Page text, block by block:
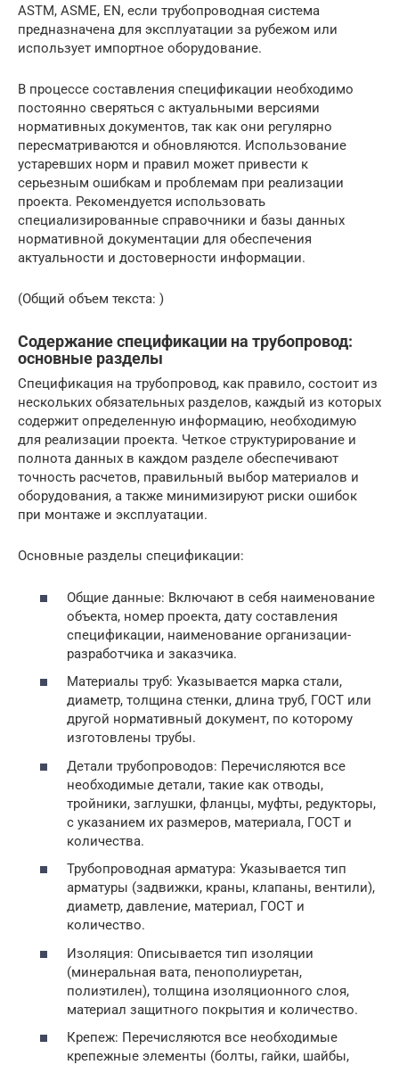
ASTM, ASME, EN, если трубопроводная система
предназначена для эксплуатации за рубежом или
использует импортное оборудование.
В процессе составления спецификации необходимо
постоянно сверяться с актуальными версиями
нормативных документов, так как они регулярно
пересматриваются и обновляются. Использование
устаревших норм и правил может привести к
серьезным ошибкам и проблемам при реализации
проекта. Рекомендуется использовать
специализированные справочники и базы данных
нормативной документации для обеспечения
актуальности и достоверности информации.
(Общий объем текста: )
Содержание спецификации на трубопровод:
основные разделы
Спецификация на трубопровод, как правило, состоит из
нескольких обязательных разделов, каждый из которых
содержит определенную информацию, необходимую
для реализации проекта. Четкое структурирование и
полнота данных в каждом разделе обеспечивают
точность расчетов, правильный выбор материалов и
оборудования, а также минимизируют риски ошибок
при монтаже и эксплуатации.
Основные разделы спецификации:
Общие данные: Включают в себя наименование
объекта, номер проекта, дату составления
спецификации, наименование организации-
разработчика и заказчика.
Материалы труб: Указывается марка стали,
диаметр, толщина стенки, длина труб, ГОСТ или
другой нормативный документ, по которому
изготовлены трубы.
Детали трубопроводов: Перечисляются все
необходимые детали, такие как отводы,
тройники, заглушки, фланцы, муфты, редукторы,
с указанием их размеров, материала, ГОСТ и
количества.
Трубопроводная арматура: Указывается тип
арматуры (задвижки, краны, клапаны, вентили),
диаметр, давление, материал, ГОСТ и
количество.
Изоляция: Описывается тип изоляции
(минеральная вата, пенополиуретан,
полиэтилен), толщина изоляционного слоя,
материал защитного покрытия и количество.
Крепеж: Перечисляются все необходимые
крепежные элементы (болты, гайки, шайбы,